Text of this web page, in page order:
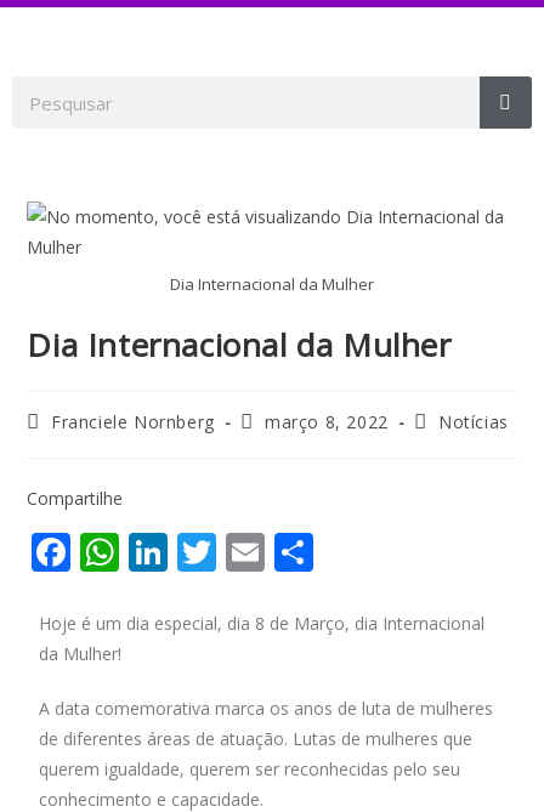
Dia Internacional da Mulher
Dia Internacional da Mulher
Franciele Nornberg março 8, 2022 Notícias
Compartilhe
F
ac
e
b
o
o
k
W
h
at
s
A
p
p
Li
n
k
dI
n
T
w
itt
E
m
ai ar
Hoje é um dia especial, dia 8 de Março, dia Internacional
da Mulher!
A data comemorativa marca os anos de luta de mulheres
de diferentes áreas de atuação. Lutas de mulheres que
querem igualdade, querem ser reconhecidas pelo seu
conhecimento e capacidade.